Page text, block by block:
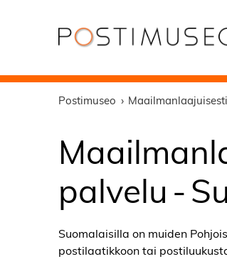
Postimuseo
palvelu -
Suomalaisilla on muiden
postilaatikkoon tai